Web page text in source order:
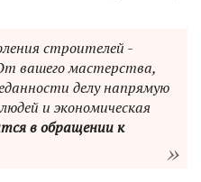
строителей -
вашего мастерства,
делу напрямую
и экономическая
в обращении к